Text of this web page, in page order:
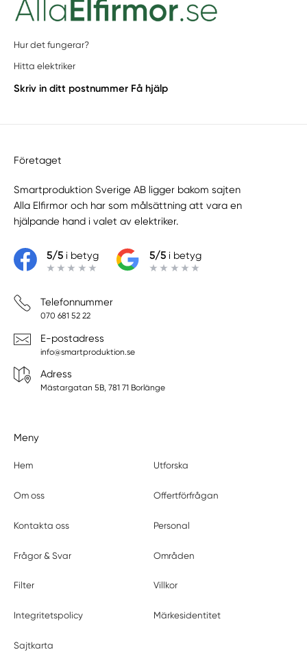
Hur det fungerar?
Hitta elektriker
Skriv in ditt postnummer Få hjälp
Företaget
Smartproduktion Sverige AB ligger bakom sajten
Alla Elfirmor och har som målsättning att vara en
hjälpande hand i valet av elektriker.
5/5i betyg 5/5i betyg
Telefonnummer
070 681 52 22
E-postadress
info@smartproduktion.se
Adress
Mästargatan 5B, 781 71 Borlänge
Meny
Hem Utforska
Om oss Offertförfrågan
Kontakta oss Personal
Frågor & Svar Områden
Filter Villkor
Integritetspolicy Märkesidentitet
Sajtkarta